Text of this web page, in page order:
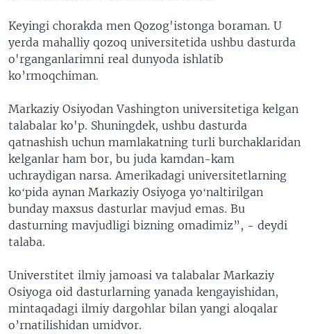
Keyingi chorakda men Qozog'istonga boraman. U
yerda mahalliy qozoq universitetida ushbu dasturda
o'rganganlarimni real dunyoda ishlatib
ko’rmoqchiman.
Markaziy Osiyodan Vashington universitetiga kelgan
talabalar ko'p. Shuningdek, ushbu dasturda
qatnashish uchun mamlakatning turli burchaklaridan
kelganlar ham bor, bu juda kamdan-kam
uchraydigan narsa. Amerikadagi universitetlarning
koʻpida aynan Markaziy Osiyoga yoʻnaltirilgan
bunday maxsus dasturlar mavjud emas. Bu
dasturning mavjudligi bizning omadimiz”, - deydi
talaba.
Universtitet ilmiy jamoasi va talabalar Markaziy
Osiyoga oid dasturlarning yanada kengayishidan,
mintaqadagi ilmiy dargohlar bilan yangi aloqalar
o’rnatilishidan umidvor.